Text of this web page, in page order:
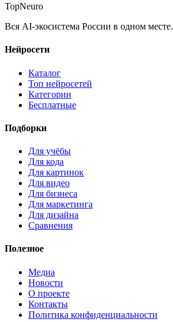
TopNeuro
Вся AI-экосистема России в одном месте.
Нейросети
Каталог
Топ нейросетей
Категории
Бесплатные
Подборки
Для учёбы
Для кода
Для картинок
Для видео
Для бизнеса
Для маркетинга
Для дизайна
Сравнения
Полезное
Медиа
Новости
О проекте
Контакты
Политика конфиденциальности